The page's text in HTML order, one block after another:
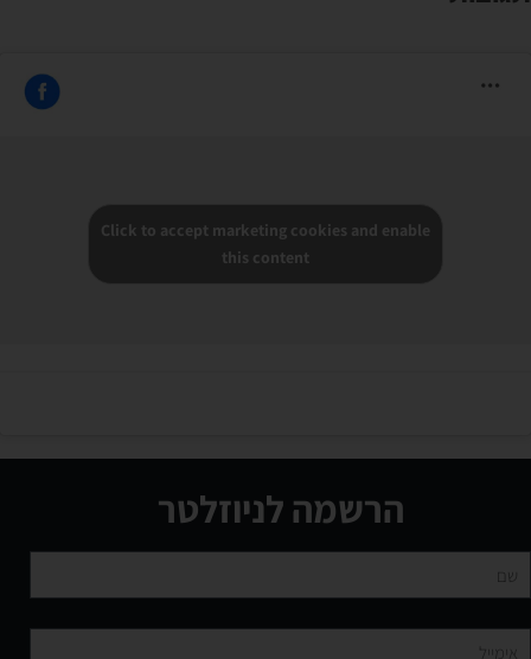
הרשמה לניוזלטר
Click to accept marketing cookies and enable
this content